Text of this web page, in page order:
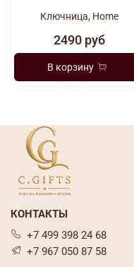
Ключница, Home
2490 руб
В корзину
КОНТАКТЫ
+7 499 398 24 68
+7 967 050 87 58